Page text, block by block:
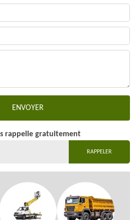
rappelle gratuitement